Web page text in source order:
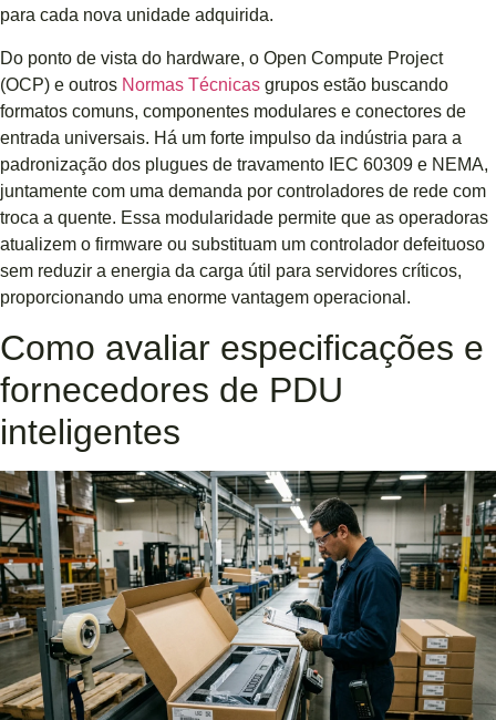
para cada nova unidade adquirida.
Do ponto de vista do hardware, o Open Compute Project
(OCP) e outros Normas Técnicas grupos estão buscando
formatos comuns, componentes modulares e conectores de
entrada universais. Há um forte impulso da indústria para a
padronização dos plugues de travamento IEC 60309 e NEMA,
juntamente com uma demanda por controladores de rede com
troca a quente. Essa modularidade permite que as operadoras
atualizem o firmware ou substituam um controlador defeituoso
sem reduzir a energia da carga útil para servidores críticos,
proporcionando uma enorme vantagem operacional.
Como avaliar especificações e
fornecedores de PDU
inteligentes